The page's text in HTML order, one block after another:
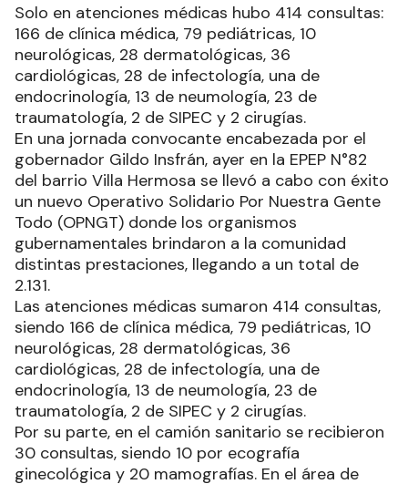
Solo en atenciones médicas hubo 414 consultas:
166 de clínica médica, 79 pediátricas, 10
neurológicas, 28 dermatológicas, 36
cardiológicas, 28 de infectología, una de
endocrinología, 13 de neumología, 23 de
traumatología, 2 de SIPEC y 2 cirugías.
En una jornada convocante encabezada por el
gobernador Gildo Insfrán, ayer en la EPEP N°82
del barrio Villa Hermosa se llevó a cabo con éxito
un nuevo Operativo Solidario Por Nuestra Gente
Todo (OPNGT) donde los organismos
gubernamentales brindaron a la comunidad
distintas prestaciones, llegando a un total de
2.131.
Las atenciones médicas sumaron 414 consultas,
siendo 166 de clínica médica, 79 pediátricas, 10
neurológicas, 28 dermatológicas, 36
cardiológicas, 28 de infectología, una de
endocrinología, 13 de neumología, 23 de
traumatología, 2 de SIPEC y 2 cirugías.
Por su parte, en el camión sanitario se recibieron
30 consultas, siendo 10 por ecografía
ginecológica y 20 mamografías. En el área de